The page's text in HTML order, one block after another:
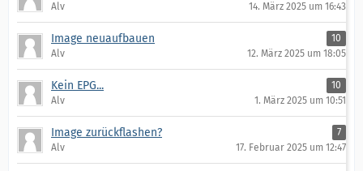
Alv
14. März 2025 um 16:43
Image neuaufbauen
10
Alv
12. März 2025 um 18:05
Kein EPG...
10
Alv
1. März 2025 um 10:51
Image zurückflashen?
7
Alv
17. Februar 2025 um 12:47